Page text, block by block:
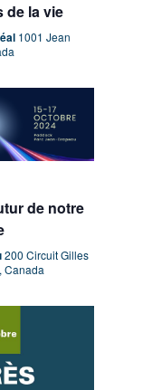
de la vie
1001 Jean
de notre
200 Circuit Gilles
Canada